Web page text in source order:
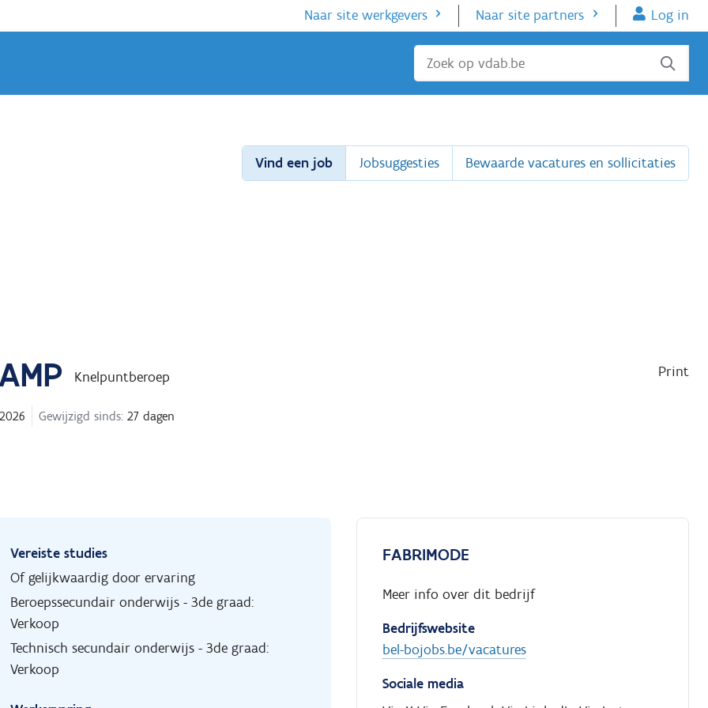
Naar site werkgevers Naar site partners Log in
Sluiten
Vind een job Jobsuggesties Bewaarde vacatures en sollicitaties
Knelpuntberoep Print
Gewijzigd sinds: 27 dagen
Vereiste studies
Of gelijkwaardig door ervaring
Beroepssecundair onderwijs - 3de graad:
Verkoop
Technisch secundair onderwijs - 3de graad:
Verkoop
FABRIMODE
Meer info over dit bedrijf
Bedrijfswebsite
bel-bojobs.be/vacatures
Sociale media